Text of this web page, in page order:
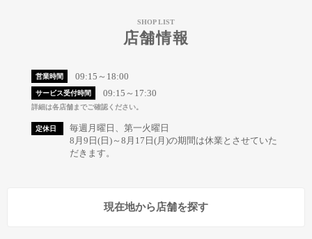
SHOP LIST
店舗情報
営業時間 09:15～18:00
サービス受付時間 09:15～17:30
詳細は各店舗までご確認ください。
定休日
毎週月曜日、第一火曜日
8月9日(日)～8月17日(月)の期間は休業とさせていた
だきます。
現在地から店舗を探す